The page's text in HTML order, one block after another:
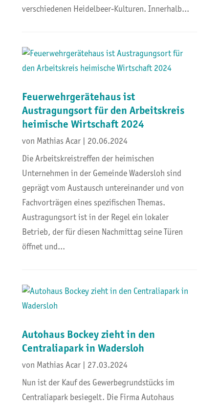
verschiedenen Heidelbeer-Kulturen. Innerhalb...
Feuerwehrgerätehaus ist
Austragungsort für den Arbeitskreis
heimische Wirtschaft 2024
von Mathias Acar| 20.06.2024
Die Arbeitskreistreffen der heimischen
Unternehmen in der Gemeinde Wadersloh sind
geprägt vom Austausch untereinander und von
Fachvorträgen eines spezifischen Themas.
Austragungsort ist in der Regel ein lokaler
Betrieb, der für diesen Nachmittag seine Türen
öffnet und...
Autohaus Bockey zieht in den
Centraliapark in Wadersloh
von Mathias Acar| 27.03.2024
Nun ist der Kauf des Gewerbegrundstücks im
Centraliapark besiegelt. Die Firma Autohaus